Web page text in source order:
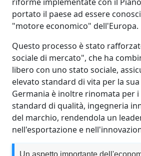
portato il paese ad essere
"motore economico" dell'Europa.
Questo processo è stato
sociale di mercato", che ha
libero con uno stato sociale,
elevato standard di vita per la
Germania è inoltre rinomata per
standard di qualità, ingegneria
del marchio, rendendola un
nell'esportazione e
Un aspetto importante